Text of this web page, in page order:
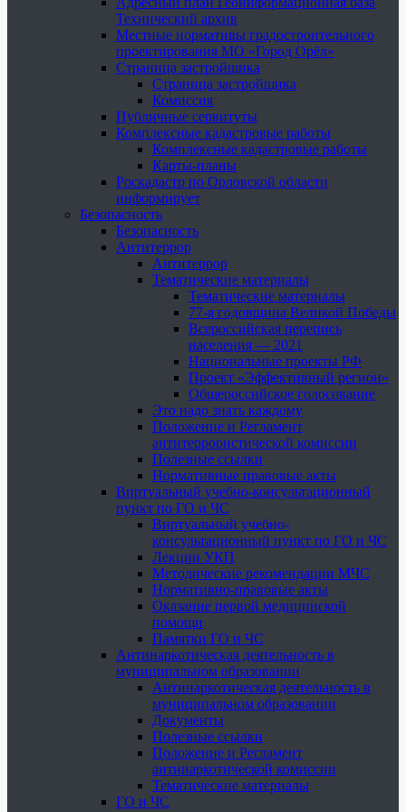
Технический архив
Местные нормативы градостроительного
проектирования МО «Город Орёл»
Страница застройщика
Страница застройщика
Комиссия
Публичные сервитуты
Комплексные кадастровые работы
Комплексные кадастровые работы
Карты-планы
Роскадастр по Орловской области
информирует
Безопасность
Безопасность
Антитеррор
Антитеррор
Тематические материалы
Тематические материалы
77-я годовщина Великой Победы
Всероссийская перепись
населения — 2021
Национальные проекты РФ
Проект «Эффективный регион»
Общероссийское голосование
Это надо знать каждому
Положение и Регламент
антитеррористической комиссии
Полезные ссылки
Нормативные правовые акты
Виртуальный учебно-консультационный
пункт по ГО и ЧС
Виртуальный учебно-
консультационный пункт по ГО и ЧС
Лекции УКП
Методические рекомендации МЧС
Нормативно-правовые акты
Оказание первой медицинской
помощи
Памятки ГО и ЧС
Антинаркотическая деятельность в
муниципальном образовании
Антинаркотическая деятельность в
муниципальном образовании
Документы
Полезные ссылки
Положение и Регламент
антинаркотической комиссии
Тематические материалы
ГО и ЧС